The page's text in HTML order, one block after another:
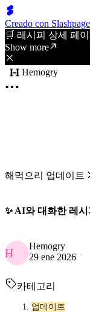
Creado con Slashpage
🛒 레시피 상세 페
Show more
Hemogry
해먹으리 업데이트
✨ AI와 대화한 레
H
Hemogry
29 ene 2026
카테고리
업데이트